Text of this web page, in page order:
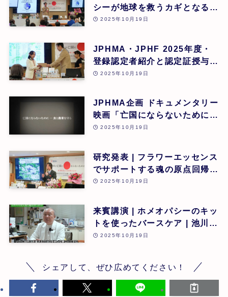
シーが地球を救うカギとなる |
道繁良 | 第26回
2025年10月19日
JPHMA・JPHF 2025年度・
登録認定者紹介と認定証授与式
| 第26回
2025年10月19日
JPHMA企画 ドキュメンタリー
映画「亡国にならないために食
と農業を守る」 | 第26回
2025年10月19日
研究発表 | フラワーエッセンス
でサポートする魂の原点回帰 |
東昭史 | 第26回
2025年10月19日
来賓講演 | ホメオパシーのキッ
トを使ったバースケア | 池川
明 | 第26回
2025年10月19日
シェアして、ぜひ広めてください！